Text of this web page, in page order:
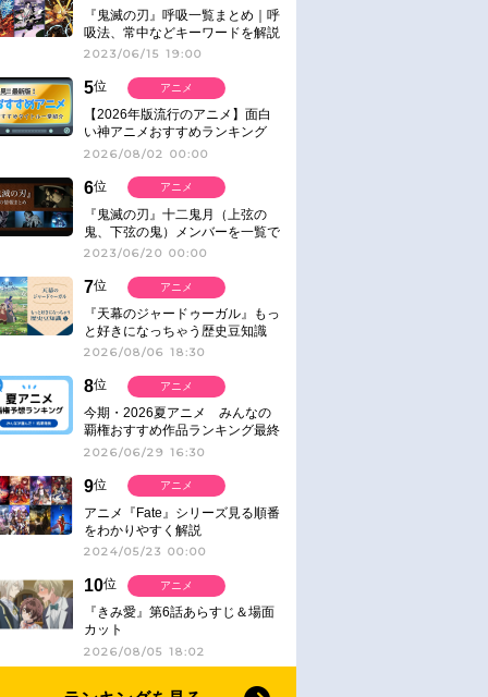
『鬼滅の刃』呼吸一覧まとめ｜呼
吸法、常中などキーワードを解説
2023/06/15 19:00
5位
【2026年版流行のアニメ】面白
い神アニメおすすめランキング
【名作・話題作】｜ジャンル別人
2026/08/02 00:00
アニメ
6位
『鬼滅の刃』十二鬼月（上弦の
鬼、下弦の鬼）メンバーを一覧で
紹介＆解説（登場鬼の情報まと
2023/06/20 00:00
アニメ
7位
『天幕のジャードゥーガル』もっ
と好きになっちゃう歴史豆知識
2026/08/06 18:30
アニメ
8位
今期・2026夏アニメ みんなの
覇権おすすめ作品ランキング最終
結果発表！
2026/06/29 16:30
アニメ
9位
アニメ『Fate』シリーズ見る順番
をわかりやすく解説
2024/05/23 00:00
アニメ
10位
『きみ愛』第6話あらすじ＆場面
カット
2026/08/05 18:02
アニメ